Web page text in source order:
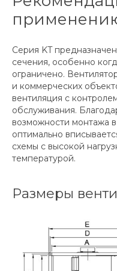
Серия KT
сечения, особенно
ограничено.
и коммерческих
вентиляция с
обслуживания.
возможности монтажа
оптимально
схемы с высокой
температурой.
Размеры